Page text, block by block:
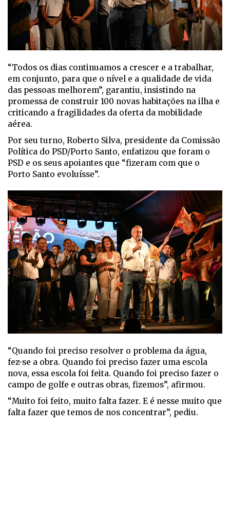
“Todos os dias continuamos a crescer e a trabalhar,
em conjunto, para que o nível e a qualidade de vida
das pessoas melhorem”, garantiu, insistindo na
promessa de construir 100 novas habitações na ilha e
criticando a fragilidades da oferta da mobilidade
aérea.
Por seu turno, Roberto Silva, presidente da Comissão
Política do PSD/Porto Santo, enfatizou que foram o
PSD e os seus apoiantes que “fizeram com que o
Porto Santo evoluísse”.
“Quando foi preciso resolver o problema da água,
fez-se a obra. Quando foi preciso fazer uma escola
nova, essa escola foi feita. Quando foi preciso fazer o
campo de golfe e outras obras, fizemos”, afirmou.
“Muito foi feito, muito falta fazer. E é nesse muito que
falta fazer que temos de nos concentrar”, pediu.